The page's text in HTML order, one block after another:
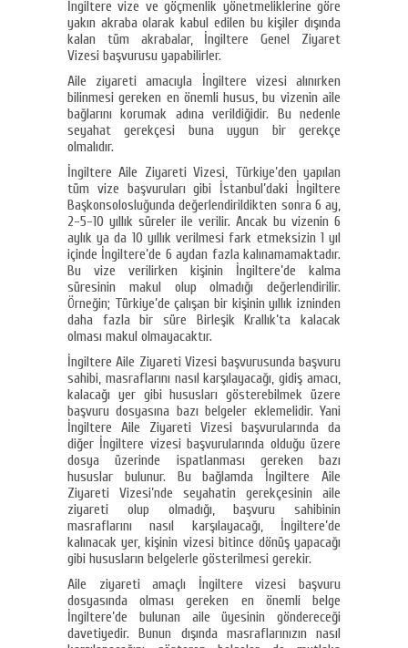
İngiltere vize ve göçmenlik yönetmeliklerine göre
yakın akraba olarak kabul edilen bu kişiler dışında
kalan tüm akrabalar, İngiltere Genel Ziyaret
Vizesi başvurusu yapabilirler.
Aile ziyareti amacıyla İngiltere vizesi alınırken
bilinmesi gereken en önemli husus, bu vizenin aile
bağlarını korumak adına verildiğidir. Bu nedenle
seyahat gerekçesi buna uygun bir gerekçe
olmalıdır.
İngiltere Aile Ziyareti Vizesi, Türkiye’den yapılan
tüm vize başvuruları gibi İstanbul’daki İngiltere
Başkonsolosluğunda değerlendirildikten sonra 6 ay,
2-5-10 yıllık süreler ile verilir. Ancak bu vizenin 6
aylık ya da 10 yıllık verilmesi fark etmeksizin 1 yıl
içinde İngiltere’de 6 aydan fazla kalınamamaktadır.
Bu vize verilirken kişinin İngiltere’de kalma
süresinin makul olup olmadığı değerlendirilir.
Örneğin; Türkiye’de çalışan bir kişinin yıllık izninden
daha fazla bir süre Birleşik Krallık’ta kalacak
olması makul olmayacaktır.
İngiltere Aile Ziyareti Vizesi başvurusunda başvuru
sahibi, masraflarını nasıl karşılayacağı, gidiş amacı,
kalacağı yer gibi hususları gösterebilmek üzere
başvuru dosyasına bazı belgeler eklemelidir. Yani
İngiltere Aile Ziyareti Vizesi başvurularında da
diğer İngiltere vizesi başvurularında olduğu üzere
dosya üzerinde ispatlanması gereken bazı
hususlar bulunur. Bu bağlamda İngiltere Aile
Ziyareti Vizesi’nde seyahatin gerekçesinin aile
ziyareti olup olmadığı, başvuru sahibinin
masraflarını nasıl karşılayacağı, İngiltere’de
kalınacak yer, kişinin vizesi bitince dönüş yapacağı
gibi hususların belgelerle gösterilmesi gerekir.
Aile ziyareti amaçlı İngiltere vizesi başvuru
dosyasında olması gereken en önemli belge
İngiltere’de bulunan aile üyesinin göndereceği
davetiyedir. Bunun dışında masraflarınızın nasıl